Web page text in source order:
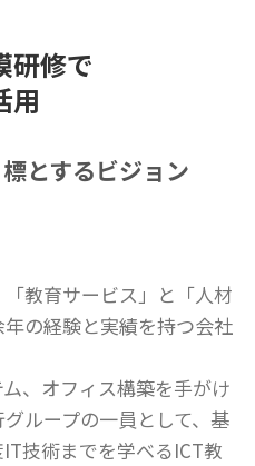
研修で
用
とするビジョン
教育サービス」と「人材
の経験と実績を持つ会社
、オフィス構築を手がけ
ループの一員として、基
技術までを学べるICT教